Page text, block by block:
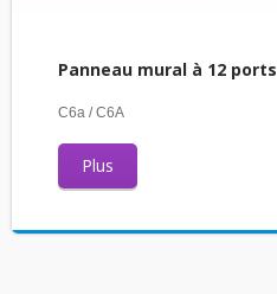
Panneau mural à 12 ports
C6a / C6A
Plus